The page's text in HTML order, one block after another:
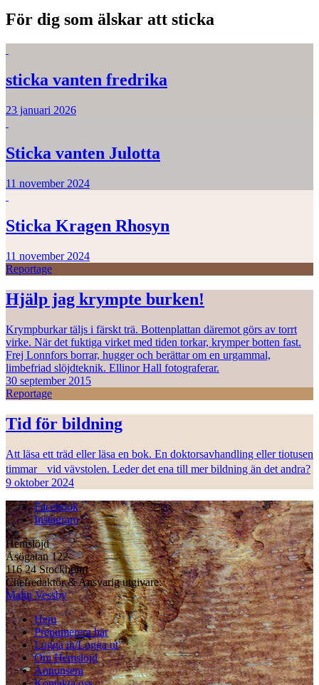
För dig som älskar att sticka
sticka vanten fredrika
23 januari 2026
Sticka vanten Julotta
11 november 2024
Sticka Kragen Rhosyn
11 november 2024
Reportage
Hjälp jag krympte burken!
Krympburkar täljs i färskt trä. Bottenplattan däremot görs av torrt
virke. När det fuktiga virket med tiden torkar, krymper botten fast.
Frej Lonnfors borrar, hugger och berättar om en urgammal,
limbefriad slöjdteknik. Ellinor Hall fotograferar.
30 september 2015
Reportage
Tid för bildning
Att läsa ett träd eller läsa en bok. En doktorsavhandling eller tiotusen
timmar vid vävstolen. Leder det ena till mer bildning än det andra?
9 oktober 2024
Facebook
Instagram
Hemslöjd
Åsögatan 122
116 24 Stockholm
Chefredaktör & Ansvarig utgivare:
Malin Vessby
Hem
Prenumerera här
Logga in/Logga ut
Om Hemslöjd
Annonsera